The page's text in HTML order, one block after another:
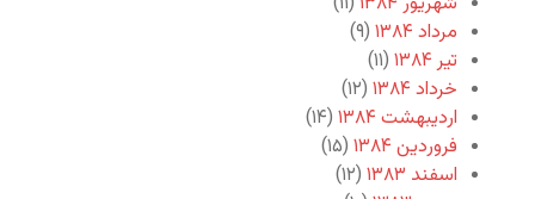
مرداد ۱۳۸۴
(۹)
تیر ۱۳۸۴
(۱۱)
خرداد ۱۳۸۴
(۱۲)
اردیبهشت ۱۳۸۴
(۱۴)
فروردین ۱۳۸۴
(۱۵)
اسفند ۱۳۸۳
(۱۲)